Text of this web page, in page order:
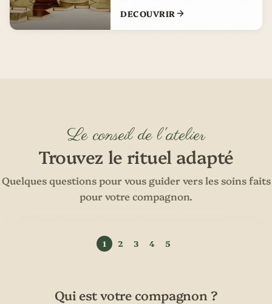
DECOUVRIR
Le conseil de l'atelier
Trouvez le rituel adapté
Quelques questions pour vous guider vers les soins faits
pour votre compagnon.
Qui est votre compagnon ?